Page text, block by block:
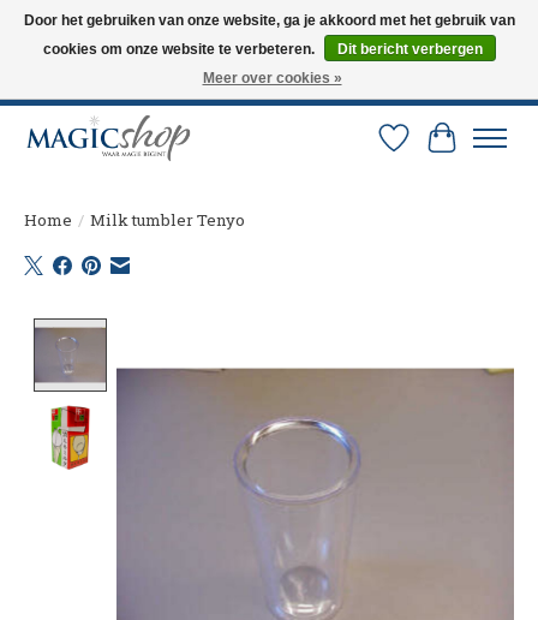
Altijd de nieuwste trucs op voorraad. Snelle verzending via PostNL en DHL.
Langskomen in onze winkel? Bel of mail om een afspraak te maken. 0251-
Verlanglijst
Home / Milk tumbler Tenyo
Door het gebruiken van onze website, ga je akkoord met het gebruik van
cookies om onze website te verbeteren.
Dit bericht verbergen
Meer over cookies »